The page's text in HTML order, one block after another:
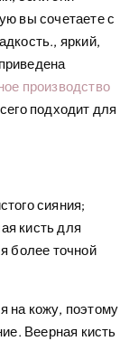
вы сочетаете с
яркий,
производство
подходит для
сияния;
кисть для
более точной
на кожу, поэтому
Веерная кисть